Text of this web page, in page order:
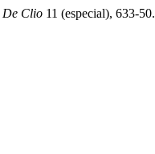
De Clio 11 (especial), 633-50.